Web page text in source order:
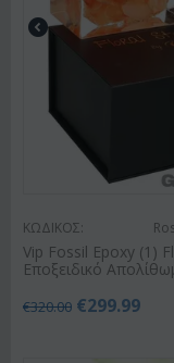
ΚΩΔΙΚΟΣ:
Vip Fossil Epoxy (1)
Εποξειδικό
€320.00 €299.99